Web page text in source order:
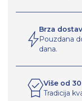
Brza
Pouzdana
dana.
Više od
Tradicija